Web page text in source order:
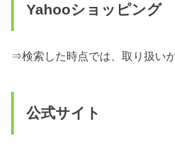
Yahooショッピング
⇒検索した時点では、取り扱い
公式サイト